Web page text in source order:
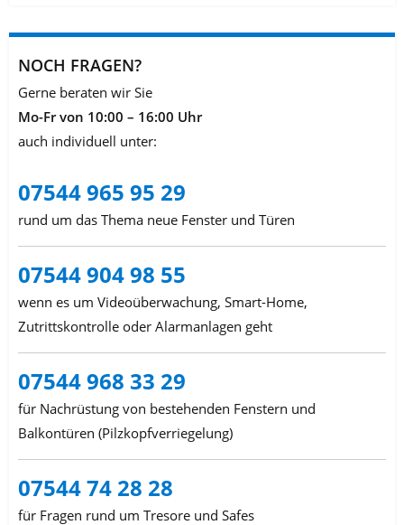
NOCH FRAGEN?
Gerne beraten wir Sie
Mo-Fr von 10:00 – 16:00 Uhr
auch individuell unter:
07544 965 95 29
rund um das Thema neue Fenster und Türen
07544 904 98 55
wenn es um Videoüberwachung, Smart-Home,
Zutrittskontrolle oder Alarmanlagen geht
07544 968 33 29
für Nachrüstung von bestehenden Fenstern und
Balkontüren (Pilzkopfverriegelung)
07544 74 28 28
für Fragen rund um Tresore und Safes